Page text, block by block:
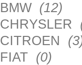
BMW (12)
CHRYSLER
CITROEN
FIAT (0)